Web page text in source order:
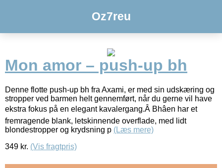
Oz7reu
Mon amor – push-up bh
Denne flotte push-up bh fra Axami, er med sin udskæring og
stropper ved barmen helt gennemført, når du gerne vil have
ekstra fokus på en elegant kavalergang.Â Bhâen har et
fremragende blank, letskinnende overflade, med lidt
blondestropper og krydsning p (Læs mere)
349 kr. (Vis fragtpris)